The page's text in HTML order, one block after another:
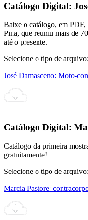
Catálogo Digital:
Baixe o catálogo, em PDF,
Pina, que reuniu mais de
até o presente.
Selecione o tipo de arquivo:
José Damasceno: Moto-
Catálogo Digital:
Catálogo da primeira
gratuitamente!
Selecione o tipo de arquivo:
Marcia Pastore: